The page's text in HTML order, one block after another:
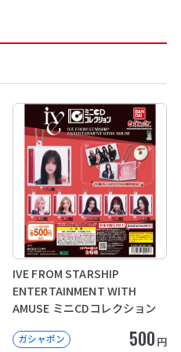
IVE FROM STARSHIP
ENTERTAINMENT WITH
AMUSE ミニCDコレクション
ガシャポン 500 円